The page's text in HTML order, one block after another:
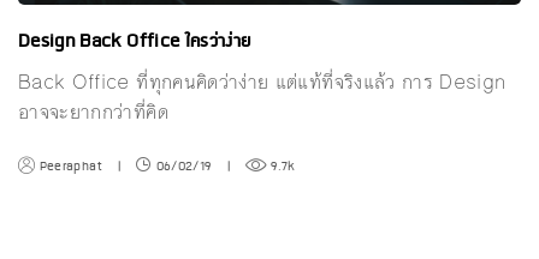
Design Back Office ใครว่าง่าย
Back Office ที่ทุกคนคิดว่าง่าย แต่แท้ที่จริงแล้ว การ Design
อาจจะยากกว่าที่คิด
Peeraphat | 06/02/19 | 9.7k